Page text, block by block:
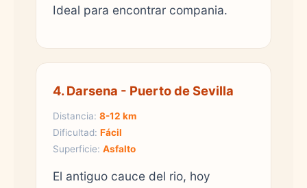
Ideal para encontrar compania.
4. Darsena - Puerto de Sevilla
Distancia: 8-12 km
Dificultad: Fácil
Superficie: Asfalto
El antiguo cauce del rio, hoy